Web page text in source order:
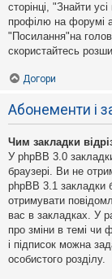
сторінці, "Знайти
профілю на форумі
"Посилання"на
скористайтесь
Догори
Абонементи і
Чим закладки
У phpBB 3.0
браузері. Ви не
phpBB 3.1 закладки
отримувати
вас в закладках. У
про зміни в темі чи
і підписок можна
особистого розділу.